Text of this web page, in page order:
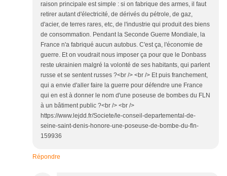
raison principale est simple : si on fabrique des armes, il faut
retirer autant d'électricité, de dérivés du pétrole, de gaz,
d'acier, de terres rares, etc, de l'industrie qui produit des biens
de consommation. Pendant la Seconde Guerre Mondiale, la
France n'a fabriqué aucun autobus. C'est ça, l'économie de
guerre. Et on voudrait nous imposer ça pour que le Donbass
reste ukrainien malgré la volonté de ses habitants, qui parlent
russe et se sentent russes ?<br /> <br /> Et puis franchement,
qui a envie d'aller faire la guerre pour défendre une France
qui en est à donner le nom d'une poseuse de bombes du FLN
à un bâtiment public ?<br /> <br />
https://www.lejdd.fr/Societe/le-conseil-departemental-de-
seine-saint-denis-honore-une-poseuse-de-bombe-du-fln-
159936
Répondre